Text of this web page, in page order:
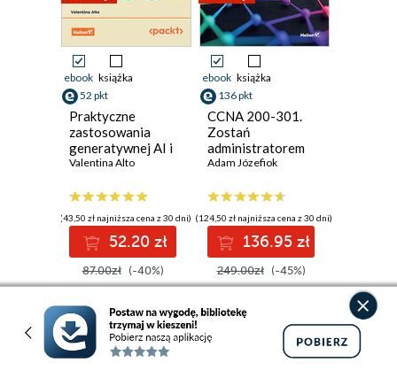
ebook książka
52 pkt
Praktyczne
zastosowania
generatywnej AI i
ChatGPT.
potencjał
inżynierii
promptów z
technologiami
OpenAI dla
zwiększenia
produktywności i
kreatywności.
Wydanie II
Valentina Alto
(43,50 zł najniższa cena z 30 dni)
52.20 zł
87.00zł (-40%)
ebook książka
136 pkt
CCNA 200-301.
Zostań
administratorem
sieci
Cisco. Wydanie II
Adam Józefiok
(124,50 zł najniższa cena z 30 dni)
136.95 zł
249.00zł (-45%)